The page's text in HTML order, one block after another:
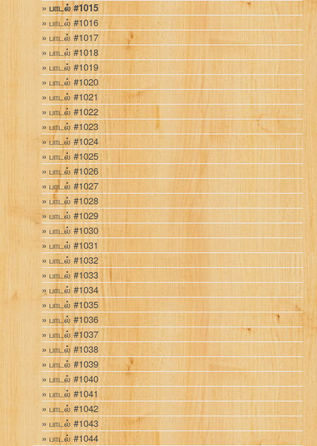
பாடல் #1015
பாடல் #1016
பாடல் #1017
பாடல் #1018
பாடல் #1019
பாடல் #1020
பாடல் #1021
பாடல் #1022
பாடல் #1023
பாடல் #1024
பாடல் #1025
பாடல் #1026
பாடல் #1027
பாடல் #1028
பாடல் #1029
பாடல் #1030
பாடல் #1031
பாடல் #1032
பாடல் #1033
பாடல் #1034
பாடல் #1035
பாடல் #1036
பாடல் #1037
பாடல் #1038
பாடல் #1039
பாடல் #1040
பாடல் #1041
பாடல் #1042
பாடல் #1043
பாடல் #1044